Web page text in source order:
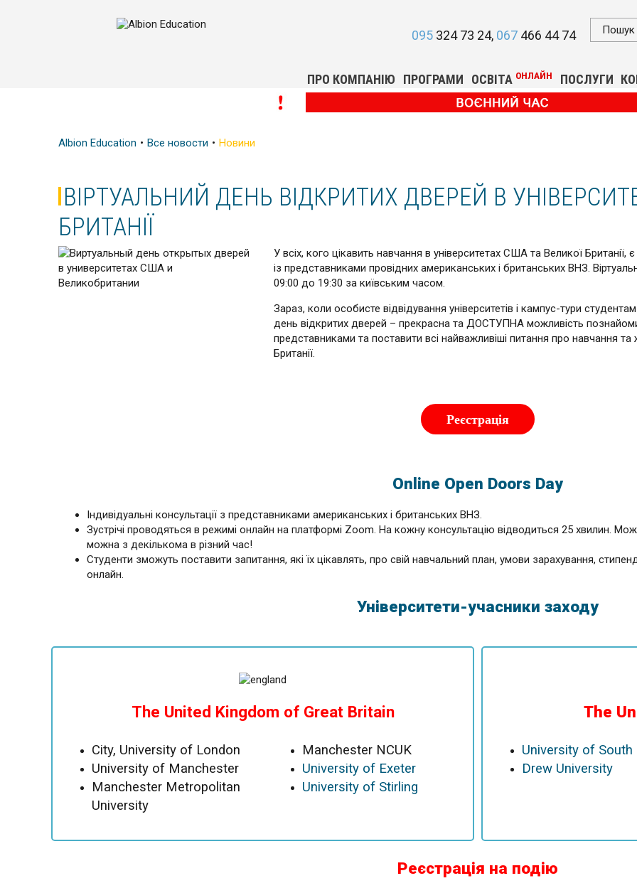
095 324 73 24 067 466 44 74
ПРО КОМПАНІЮ ПРОГРАМИ ОСВІТА ОНЛАЙН ПОСЛУГИ
Albion Education Все новости Новини
ВІРТУАЛЬНИЙ ДЕНЬ ВІДКРИТИХ ДВЕРЕЙ В
БРИТАНІЇ
У всіх, кого цікавить навчання в університетах США та Великої
із представниками провідних американських і британських ВНЗ.
09:00 до 19:30 за київським часом.
Зараз, коли особисте відвідування університетів і кампус-тури
день відкритих дверей – прекрасна та ДОСТУПНА можливість
представниками та поставити всі найважливіші питання про навчання
Британії.
Реєстрація
Online Open Doors Day
Індивідуальні консультації з представниками американських і британських ВНЗ.
Зустрічі проводяться в режимі онлайн на платформі Zoom. На кожну консультацію відводиться 25 хвилин.
можна з декількома в різний час!
Студенти зможуть поставити запитання, які їх цікавлять, про свій навчальний план, умови зарахування,
онлайн.
Університети-учасники заходу
The United Kingdom of Great Britain
City, University of London
University of Manchester
Manchester Metropolitan
University
Manchester NCUK
University of Exeter
University of Stirling
The
University of South
Drew University
Реєстрація на подію